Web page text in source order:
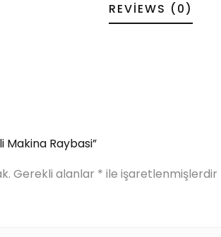
REVIEWS (0)
Makina Raybasi”
Gerekli alanlar * ile işaretlenmişlerdir